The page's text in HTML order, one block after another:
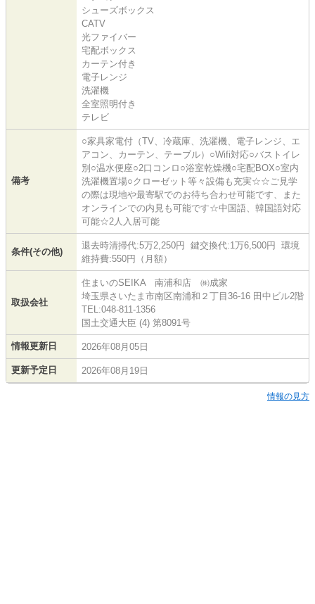
シューズボックス
CATV
光ファイバー
宅配ボックス
カーテン付き
電子レンジ
洗濯機
全室照明付き
テレビ
備考
○家具家電付（TV、冷蔵庫、洗濯機、電子レンジ、エ
アコン、カーテン、テーブル）○Wifi対応○バストイレ
別○温水便座○2口コンロ○浴室乾燥機○宅配BOX○室内
洗濯機置場○クローゼット等々設備も充実☆☆ご見学
の際は現地や最寄駅でのお待ち合わせ可能です、また
オンラインでの内見も可能です☆中国語、韓国語対応
可能☆2人入居可能
条件(その他)
退去時清掃代:5万2,250円 鍵交換代:1万6,500円 環境
維持費:550円（月額）
取扱会社
住まいのSEIKA 南浦和店 ㈱成家
埼玉県さいたま市南区南浦和２丁目36-16 田中ビル2階
TEL:048-811-1356
国土交通大臣 (4) 第8091号
情報更新日 2026年08月05日
更新予定日 2026年08月19日
情報の見方